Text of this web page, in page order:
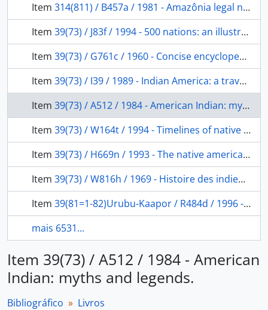
Item 314(811) / B457a / 1981 - Amazônia legal na década 70/80: expansão e concentração demográfica.
Item 39(73) / J83f / 1994 - 500 nations: an illustrated history of North American Indians.
Item 39(73) / G761c / 1960 - Concise encyclopedia of the American Indian
Item 39(73) / I39 / 1989 - Indian America: a traveler's companion.
Item 39(73) / A512 / 1984 - American Indian: myths and legends.
Item 39(73) / W164t / 1994 - Timelines of native american history
Item 39(73) / H669n / 1993 - The native american almanac: a portrait of native america today.
Item 39(73) / W816h / 1969 - Histoire des indiens d'Amérique du Nord
Item 39(81=1-82)Urubu-Kaapor / R484d / 1996 - Diários índios: os Urubus-Kaapor.
mais 6531...
Item 39(73) / A512 / 1984 - American
Indian: myths and legends.
Bibliográfico
Livros